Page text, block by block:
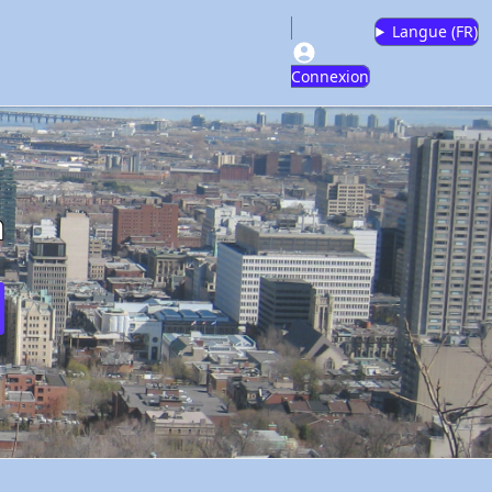
Connexion
Langue (FR)